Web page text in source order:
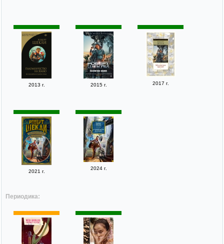
2013 г. 2015 г. 2017 г.
2021 г.
2024 г.
Периодика: